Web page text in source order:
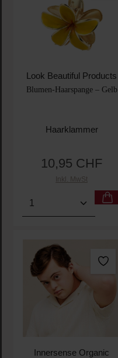
Look Beautiful Products
Blumen-Haarspange – Gelb
Haarklammer
Regulärer
10,95 CHF
Inkl. MwSt
Produkt Anzahl:
Innersense Organic